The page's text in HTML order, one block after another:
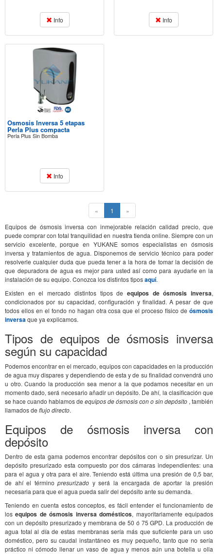
Info Info
Osmosis Inversa 5 etapas
Perla Plus compacta
Perla Plus Sin Bomba
Info
« 1 (current)
»
Equipos de ósmosis inversa con inmejorable relación calidad precio, que
puede comprar con total tranquilidad en nuestra tienda online. Siempre con un
servicio excelente, porque en YUKANE somos especialistas en ósmosis
inversa y tratamientos de agua. Disponemos de servicio técnico para poder
resolverle cualquier duda que pueda tener a la hora de tomar la decisión de
que depuradora de agua es mejor para usted así como para ayudarle en la
instalación de su equipo. Conozca los distintos tiposaquí.
Existen en el mercado distintos tipos de equipos de ósmosis inversa,
condicionados por su capacidad, configuración y finalidad. A pesar de que
todos ellos en el fondo no hagan otra cosa que el proceso físico de ósmosis
inversaque ya explicamos.
Tipos de equipos de ósmosis inversa
según su capacidad
Podemos encontrar en el mercado, equipos con capacidades en la producción
de agua muy dispares y dependiendo de esta y de su finalidad convendrá uno
u otro. Cuando la producción sea menor a la que podamos necesitar en un
momento dado, será necesario añadir un depósito. De ahí, la clasificación que
se hace cuando hablamos de equipos de ósmosis con o sin depósito , también
llamados de flujo directo.
Equipos de ósmosis inversa con
depósito
Dentro de esta gama podemos encontrar depósitos con o sin presurizar. Un
depósito presurizado esta compuesto por dos cámaras independientes: una
para el agua y otra para el aire. Teniendo está última una presión de 0,5 bar,
de ahí el término presurizado y será la encargada de aportar la presión
necesaria para que el agua pueda salir del depósito ante su demanda.
Teniendo en cuenta estos conceptos, es fácil entender el funcionamiento de
losequipos de ósmosis inversa domésticos, mayoritariamente equipados
con un depósito presurizado y membrana de 50 ó 75 GPD. La producción de
agua total al día de estas membranas sería más que suficiente para un uso
doméstico, pero su caudal instantáneo es muy pequeño, tanto que no sería
práctico ni cómodo llenar un vaso de agua y menos aún una botella u olla